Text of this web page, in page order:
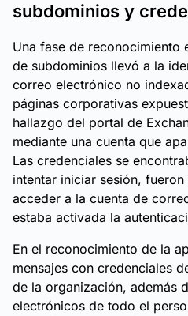
subdominios y
Una fase de reconocimiento
de subdominios llevó a la
correo electrónico no
páginas corporativas
hallazgo del portal de
mediante una cuenta que
Las credenciales se
intentar iniciar sesión,
acceder a la cuenta de
estaba activada la
En el reconocimiento de la
mensajes con credenciales
de la organización, además
electrónicos de todo el